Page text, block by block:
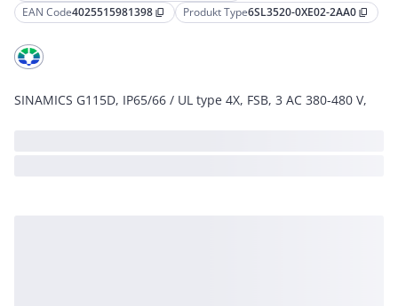
EAN Code4025515981398 content_copy Produkt Type6SL3520-0XE02-2AA0 content_copy
SINAMICS G115D, IP65/66 / UL type 4X, FSB, 3 AC 380-480 V,